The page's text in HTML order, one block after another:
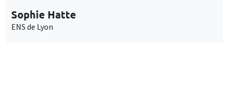
Sophie Hatte
ENS de Lyon